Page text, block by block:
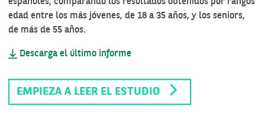
edad entre los más jóvenes, de 18 a 35 años, y los seniors,
de más de 55 años.
Descarga el último informe
EMPIEZA A LEER EL ESTUDIO